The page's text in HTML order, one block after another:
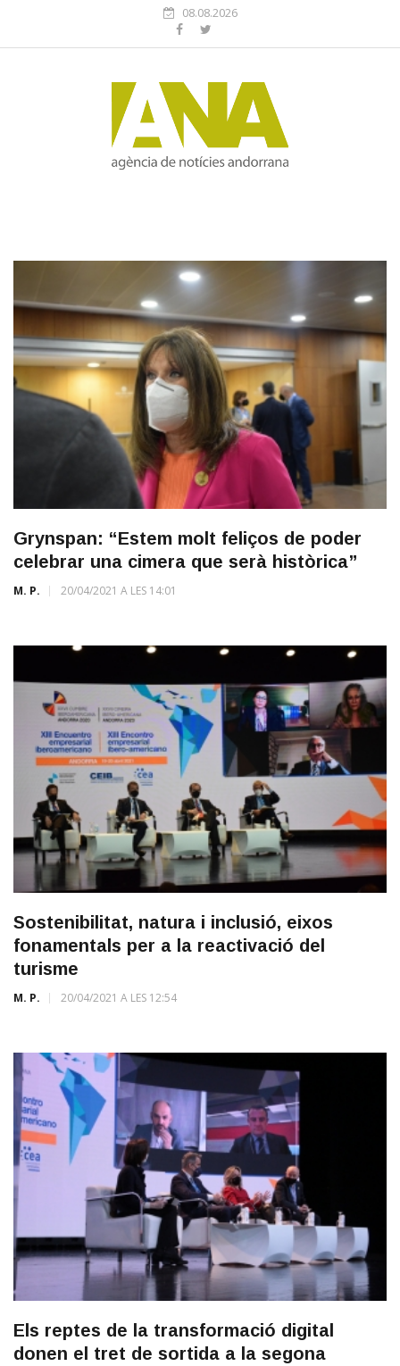
08.08.2026
Grynspan: “Estem molt feliços de poder
celebrar una cimera que serà històrica”
M. P. 20/04/2021 A LES 14:01
Sostenibilitat, natura i inclusió, eixos
fonamentals per a la reactivació del
turisme
M. P. 20/04/2021 A LES 12:54
Els reptes de la transformació digital
donen el tret de sortida a la segona